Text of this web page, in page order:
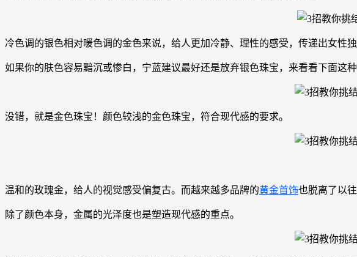
冷色调的银色相对暖色调的金色来说，给人更加冷静、理性的感受，传递出女性独
如果你的肤色容易黯沉或惨白，宁蓝建议最好还是放弃银色珠宝，来看看下面这种
没错，就是金色珠宝！颜色较浅的金色珠宝，符合现代感的要求。
温和的玫瑰金，给人的视觉感受偏复古。而越来越多品牌的黄金首饰也脱离了以
除了颜色本身，金属的光泽度也是塑造现代感的重点。